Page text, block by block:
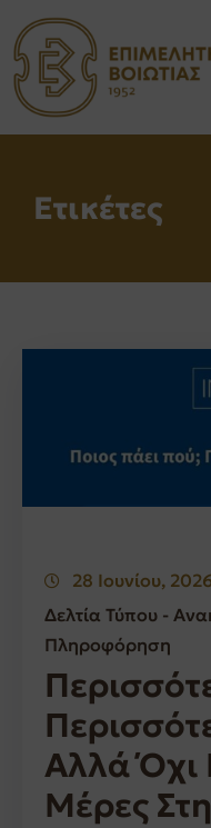
ΤΟ
ΕΠΙΜΕΛΗΤΗΡΙΟ
ΕΝΗΜΕΡΩΣΗ
Ετικέτες
28 Ιουνίου,
Δελτία Τύπου -
Πληροφόρηση
Αλλά Όχι
Μέρες